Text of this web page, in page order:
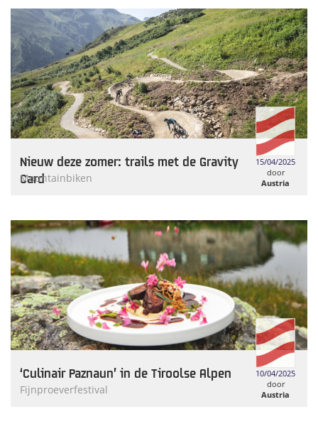
Nieuw deze zomer: trails met de Gravity
Card
Mountainbiken
15/04/2025
door
Austria
‘Culinair Paznaun’ in de Tiroolse Alpen
Fijnproeverfestival
10/04/2025
door
Austria